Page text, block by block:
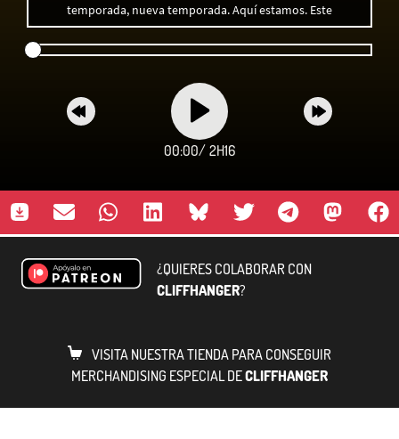
temporada, nueva temporada. Aquí estamos. Este
00:00/ 2H16
¿QUIERES COLABORAR CON
CLIFFHANGER?
VISITA NUESTRA TIENDA PARA CONSEGUIR
MERCHANDISING ESPECIAL DECLIFFHANGER